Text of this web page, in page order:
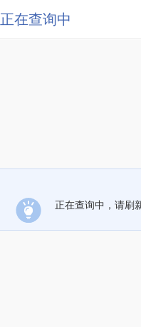
正在查询中
正在查询中，请刷